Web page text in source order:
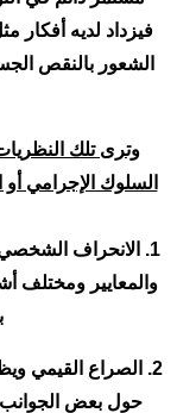
فيزداد لديه أفكار
الشعور بالنقص
وترى تلك
السلوك الإجرامي
1. الانحراف
والمعايير ومختلف
2. الصراع القيمي
حول بعض